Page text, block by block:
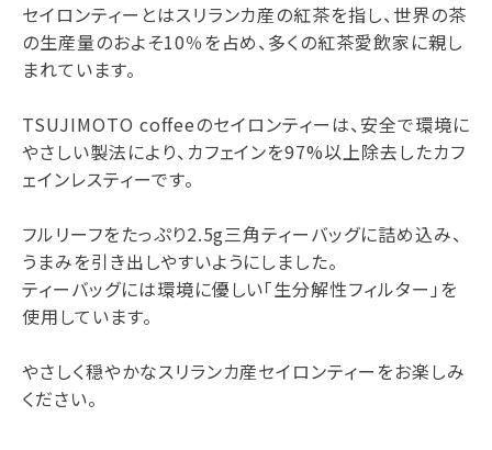
セイロンティーとはスリランカ産の紅茶を指し、世界の茶
の生産量のおよそ10％を占め、多くの紅茶愛飲家に親し
まれています。
TSUJIMOTO coffeeのセイロンティーは、安全で環境に
やさしい製法により、カフェインを97%以上除去したカフ
ェインレスティーです。
フルリーフをたっぷり2.5g三角ティーバッグに詰め込み、
うまみを引き出しやすいようにしました。
ティーバッグには環境に優しい「生分解性フィルター」を
使用しています。
やさしく穏やかなスリランカ産セイロンティーをお楽しみ
ください。